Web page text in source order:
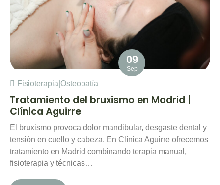
09
Sep
Fisioterapia Osteopatía
Tratamiento del bruxismo en Madrid |
Clínica Aguirre
El bruxismo provoca dolor mandibular, desgaste dental y
tensión en cuello y cabeza. En Clínica Aguirre ofrecemos
tratamiento en Madrid combinando terapia manual,
fisioterapia y técnicas…